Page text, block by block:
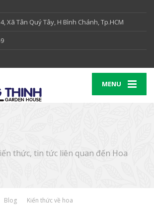
Xã Tân Quý Tây, H Bình Chánh, Tp.HCM
MENU
thức, tin tức liên quan đến Hoa
Blog
Kiến thức về hoa